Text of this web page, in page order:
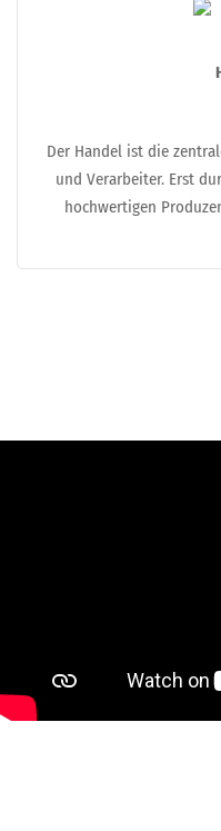
Der Handel ist die
und Verarbeiter. Erst
hochwertigen